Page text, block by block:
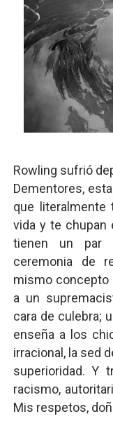
Rowling sufrió
Dementores,
que literalmente
vida y te chupan
tienen un par
ceremonia de
mismo concepto
a un
cara de culebra;
enseña a los
irracional, la sed
superioridad. Y
racismo,
Mis respetos,